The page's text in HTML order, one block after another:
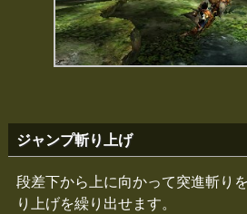
ジャンプ斬り上げ
段差下から上に向かって突進斬り
り上げを繰り出せます。